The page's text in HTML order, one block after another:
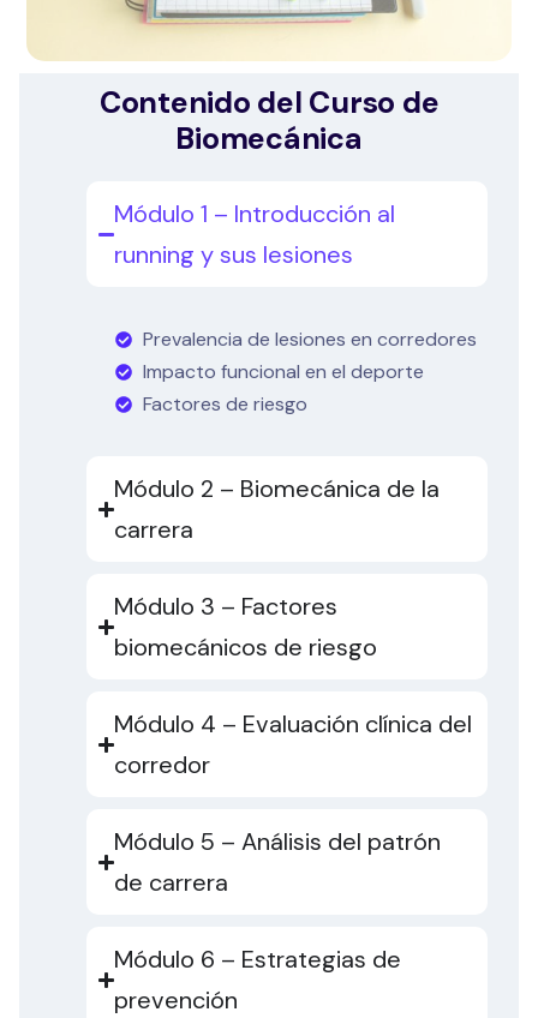
Contenido del Curso de
Biomecánica
Módulo 1 – Introducción al
running y sus lesiones
Prevalencia de lesiones en corredores
Impacto funcional en el deporte
Factores de riesgo
Módulo 2 – Biomecánica de la
carrera
Módulo 3 – Factores
biomecánicos de riesgo
Módulo 4 – Evaluación clínica del
corredor
Módulo 5 – Análisis del patrón
de carrera
Módulo 6 – Estrategias de
prevención